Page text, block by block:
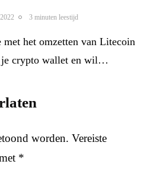
3 minuten leestijd
het omzetten van Litecoin
je crypto wallet en wil…
worden. Vereiste
*